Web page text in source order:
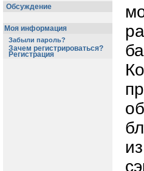
Обсуждение
Моя информация
Забыли пароль?
Зачем регистрироваться?
Регистрация